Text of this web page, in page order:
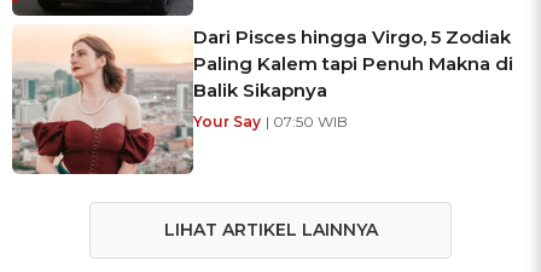
Dari Pisces hingga Virgo, 5 Zodiak
Paling Kalem tapi Penuh Makna di
Balik Sikapnya
Your Say | 07:50 WIB
LIHAT ARTIKEL LAINNYA